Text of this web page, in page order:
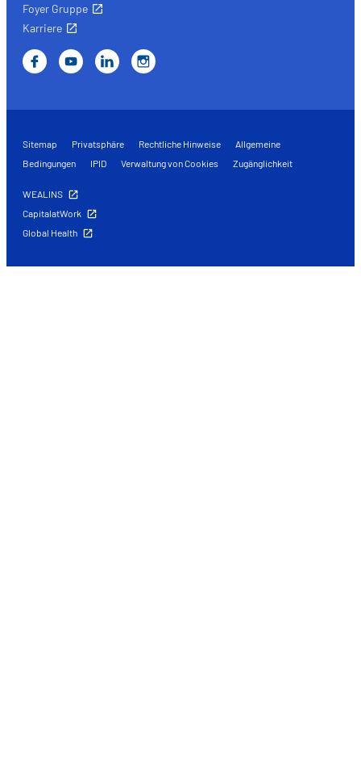
Foyer Gruppe
Karriere
Sitemap Privatsphäre Rechtliche Hinweise
Allgemeine
Bedingungen
IPID Verwaltung von Cookies Zugänglichkeit
WEALINS
CapitalatWork
Global Health